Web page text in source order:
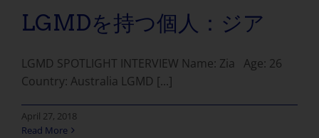
LGMDを持つ個人：ジア
LGMD SPOTLIGHT INTERVIEW Name: Zia Age: 26
Country: Australia LGMD [...]
April 27, 2018
Read More